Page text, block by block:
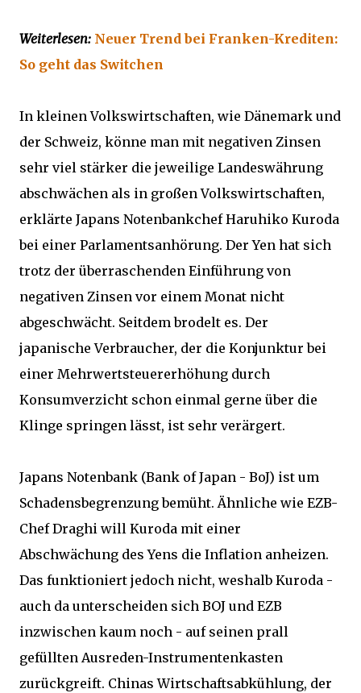
Weiterlesen: Neuer Trend bei Franken-Krediten:
So geht das Switchen
In kleinen Volkswirtschaften, wie Dänemark und
der Schweiz, könne man mit negativen Zinsen
sehr viel stärker die jeweilige Landeswährung
abschwächen als in großen Volkswirtschaften,
erklärte Japans Notenbankchef Haruhiko Kuroda
bei einer Parlamentsanhörung. Der Yen hat sich
trotz der überraschenden Einführung von
negativen Zinsen vor einem Monat nicht
abgeschwächt. Seitdem brodelt es. Der
japanische Verbraucher, der die Konjunktur bei
einer Mehrwertsteuererhöhung durch
Konsumverzicht schon einmal gerne über die
Klinge springen lässt, ist sehr verärgert.
Japans Notenbank (Bank of Japan - BoJ) ist um
Schadensbegrenzung bemüht. Ähnliche wie EZB-
Chef Draghi will Kuroda mit einer
Abschwächung des Yens die Inflation anheizen.
Das funktioniert jedoch nicht, weshalb Kuroda -
auch da unterscheiden sich BOJ und EZB
inzwischen kaum noch - auf seinen prall
gefüllten Ausreden-Instrumentenkasten
zurückgreift. Chinas Wirtschaftsabkühlung, der